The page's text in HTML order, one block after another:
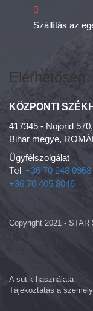
Szállítás az
Elérhetőség
KÖZPONTI
417345 - Nojorid
Bihar megye,
Ügyfélszolgálat
Tel: +36 70 248 0968
+36 70 405 8046
Copyright 2021 - STAR
A sütik használata
Tájékoztatás a